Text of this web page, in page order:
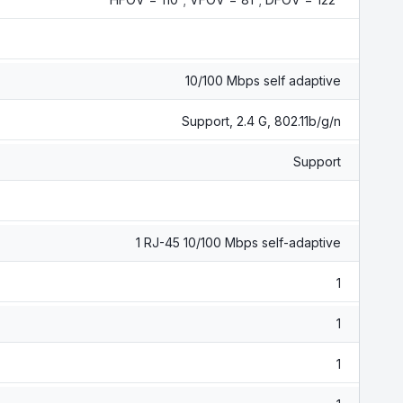
10/100 Mbps self adaptive
Support, 2.4 G, 802.11b/g/n
Support
1 RJ-45 10/100 Mbps self-adaptive
1
1
1